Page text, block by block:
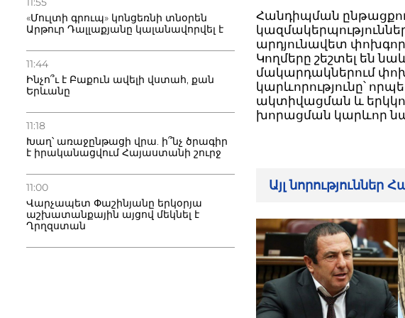
«Մուլտի գրուպ» կոնցեռնի տնօրեն
Արթուր Դալլաքյանը կալանավորվել է
11:44
Ինչո՞ւ է Բաքուն ավելի վստահ, քան
Երևանը
11:18
Խաղ՝ առաջընթացի վրա. ի՞նչ ծրագիր
է իրականացվում Հայաստանի շուրջ
11:00
Վարչապետ Փաշինյանը երկօրյա
աշխատանքային այցով մեկնել է
Ղրղզստան
Հանդիպման
արդյունավետ
Կողմերը շեշտել են
մակարդակներում
կարևորությունը՝
ակտիվացման և
խորացման կարևոր
Այլ նորություններ